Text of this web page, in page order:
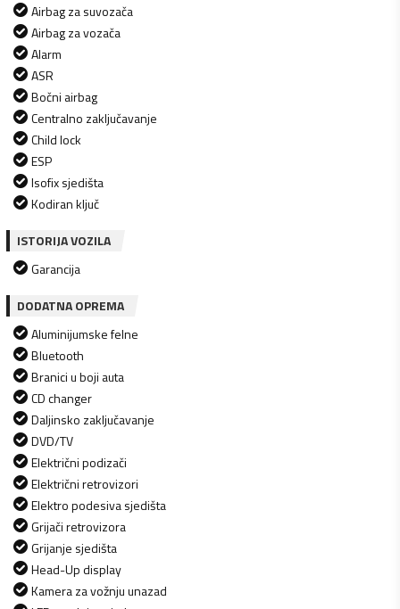
Airbag za suvozača
Airbag za vozača
Alarm
ASR
Bočni airbag
Centralno zaključavanje
Child lock
ESP
Isofix sjedišta
Kodiran ključ
ISTORIJA VOZILA
Garancija
DODATNA OPREMA
Aluminijumske felne
Bluetooth
Branici u boji auta
CD changer
Daljinsko zaključavanje
DVD/TV
Električni podizači
Električni retrovizori
Elektro podesiva sjedišta
Grijači retrovizora
Grijanje sjedišta
Head-Up display
Kamera za vožnju unazad